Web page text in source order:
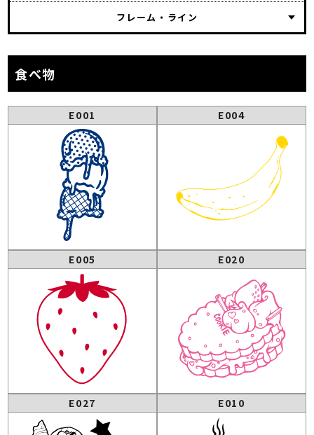
フレーム・ライン
食べ物
E001 E004
E005 E020
E027 E010